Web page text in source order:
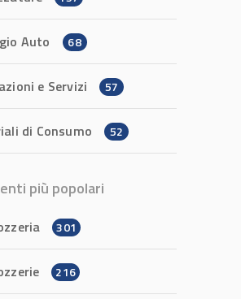
Auto 68
e Servizi 57
di Consumo 52
più popolari
301
216